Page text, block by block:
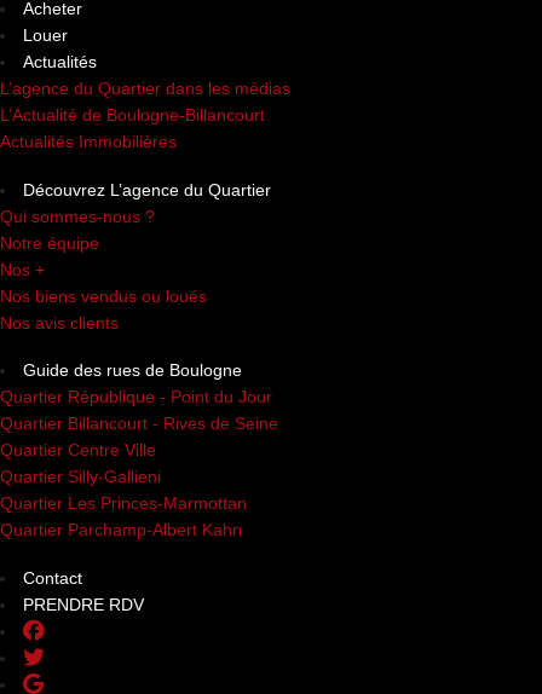
Acheter
Louer
Actualités
L’agence du Quartier dans les médias
L’Actualité de Boulogne-Billancourt
Actualités Immobilières
Découvrez L’agence du Quartier
Qui sommes-nous ?
Notre équipe
Nos +
Nos biens vendus ou loués
Nos avis clients
Guide des rues de Boulogne
Quartier République - Point du Jour
Quartier Billancourt - Rives de Seine
Quartier Centre Ville
Quartier Silly-Gallieni
Quartier Les Princes-Marmottan
Quartier Parchamp-Albert Kahn
Contact
PRENDRE RDV